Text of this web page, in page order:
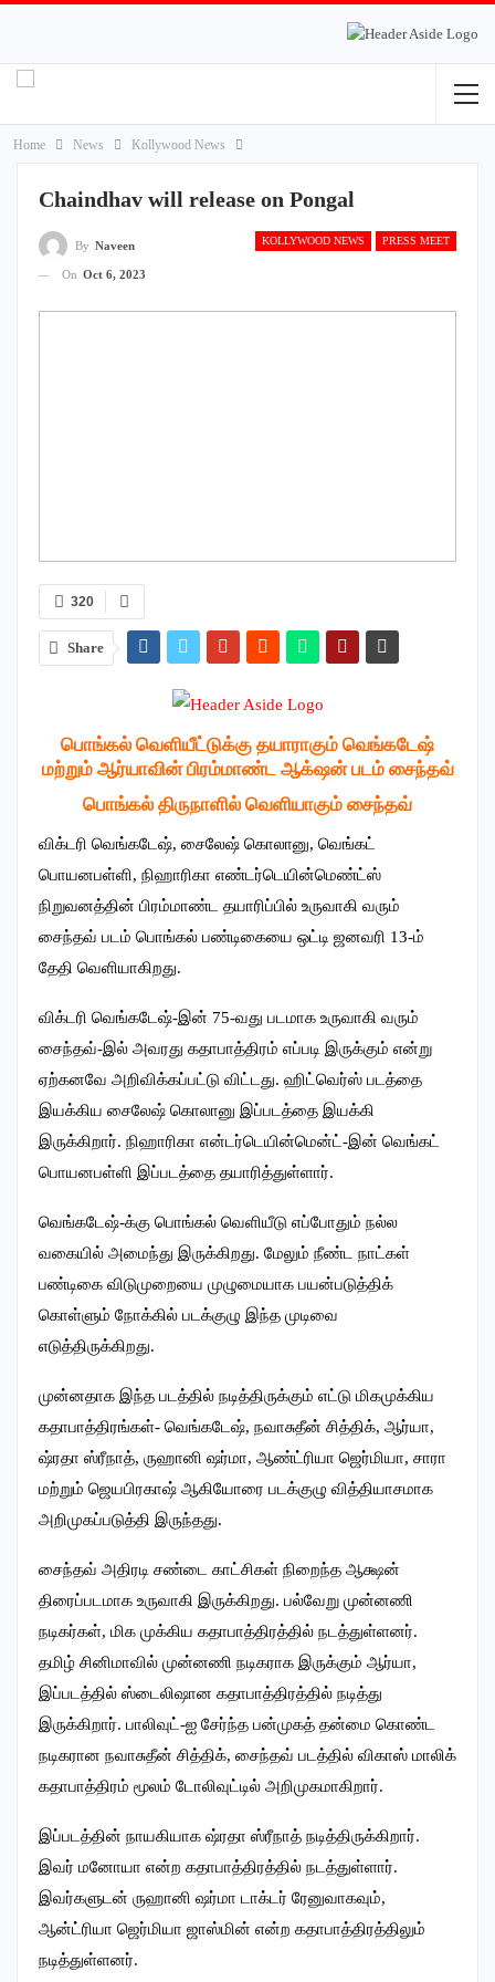
Home News Kollywood News
Chaindhav will release on Pongal
KOLLYWOOD NEWS PRESS MEET
By Naveen
On Oct 6, 2023
320
Share
பொங்கல் வெளியீட்டுக்கு தயாராகும் வெங்கடேஷ்
மற்றும் ஆர்யாவின் பிரம்மாண்ட ஆக்‌ஷன் படம் சைந்தவ்
பொங்கல் திருநாளில் வெளியாகும் சைந்தவ்
விக்டரி வெங்கடேஷ், சைலேஷ் கொலானு, வெங்கட்
பொயனபள்ளி, நிஹாரிகா எண்டர்டெயின்மெண்ட்ஸ்
நிறுவனத்தின் பிரம்மாண்ட தயாரிப்பில் உருவாகி வரும்
சைந்தவ் படம் பொங்கல் பண்டிகையை ஒட்டி ஜனவரி 13-ம்
தேதி வெளியாகிறது.
விக்டரி வெங்கடேஷ்-இன் 75-வது படமாக உருவாகி வரும்
சைந்தவ்-இல் அவரது கதாபாத்திரம் எப்படி இருக்கும் என்று
ஏற்கனவே அறிவிக்கப்பட்டு விட்டது. ஹிட்வெர்ஸ் படத்தை
இயக்கிய சைலேஷ் கொலானு இப்படத்தை இயக்கி
இருக்கிறார். நிஹாரிகா என்டர்டெயின்மென்ட்-இன் வெங்கட்
பொயனபள்ளி இப்படத்தை தயாரித்துள்ளார்.
வெங்கடேஷ்-க்கு பொங்கல் வெளியீடு எப்போதும் நல்ல
வகையில் அமைந்து இருக்கிறது. மேலும் நீண்ட நாட்கள்
பண்டிகை விடுமுறையை முழுமையாக பயன்படுத்திக்
கொள்ளும் நோக்கில் படக்குழு இந்த முடிவை
எடுத்திருக்கிறது.
முன்னதாக இந்த படத்தில் நடித்திருக்கும் எட்டு மிகமுக்கிய
கதாபாத்திரங்கள்- வெங்கடேஷ், நவாசுதீன் சித்திக், ஆர்யா,
ஷ்ரதா ஸ்ரீநாத், ருஹானி ஷர்மா, ஆண்ட்ரியா ஜெர்மியா, சாரா
மற்றும் ஜெயபிரகாஷ் ஆகியோரை படக்குழு வித்தியாசமாக
அறிமுகப்படுத்தி இருந்தது.
சைந்தவ் அதிரடி சண்டை காட்சிகள் நிறைந்த ஆக்ஷன்
திரைப்படமாக உருவாகி இருக்கிறது. பல்வேறு முன்னணி
நடிகர்கள், மிக முக்கிய கதாபாத்திரத்தில் நடத்துள்ளனர்.
தமிழ் சினிமாவில் முன்னணி நடிகராக இருக்கும் ஆர்யா,
இப்படத்தில் ஸ்டைலிஷான கதாபாத்திரத்தில் நடித்து
இருக்கிறார். பாலிவுட்-ஐ சேர்ந்த பன்முகத் தன்மை கொண்ட
நடிகரான நவாசுதீன் சித்திக், சைந்தவ் படத்தில் விகாஸ் மாலிக்
கதாபாத்திரம் மூலம் டோலிவுட்டில் அறிமுகமாகிறார்.
இப்படத்தின் நாயகியாக ஷ்ரதா ஸ்ரீநாத் நடித்திருக்கிறார்.
இவர் மனோயா என்ற கதாபாத்திரத்தில் நடத்துள்ளார்.
இவர்களுடன் ருஹானி ஷர்மா டாக்டர் ரேனுவாகவும்,
ஆன்ட்ரியா ஜெர்மியா ஜாஸ்மின் என்ற கதாபாத்திரத்திலும்
நடித்துள்ளனர்.